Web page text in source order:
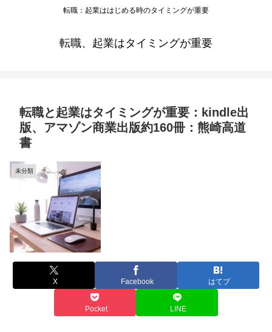
転職：起業ははじめる時のタイミングが重要
転職、起業はタイミングが重要
転職と起業はタイミングが重要：kindle出
版、アマゾン商業出版約160冊：熊崎高道
書
未分類
X Facebook はてブ
Pocket LINE